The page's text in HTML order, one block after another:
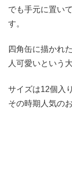
でも手元に置い
す。
四角缶に描かれ
人可愛いという
サイズは12個入
その時期人気の